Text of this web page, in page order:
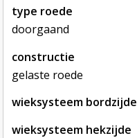
type roede
doorgaand
constructie
gelaste roede
wieksysteem bordzijde
wieksysteem hekzijde